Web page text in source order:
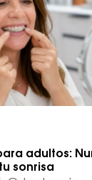
adultos:
sonrisa